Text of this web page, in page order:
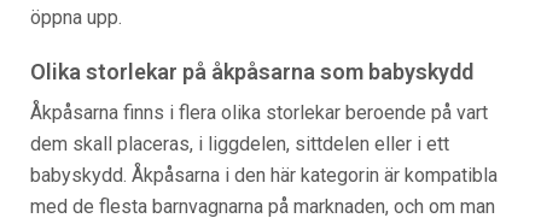
öppna upp.
Olika storlekar på åkpåsarna som babyskydd
Åkpåsarna finns i flera olika storlekar beroende på vart
dem skall placeras, i liggdelen, sittdelen eller i ett
babyskydd. Åkpåsarna i den här kategorin är kompatibla
med de flesta barnvagnarna på marknaden, och om man